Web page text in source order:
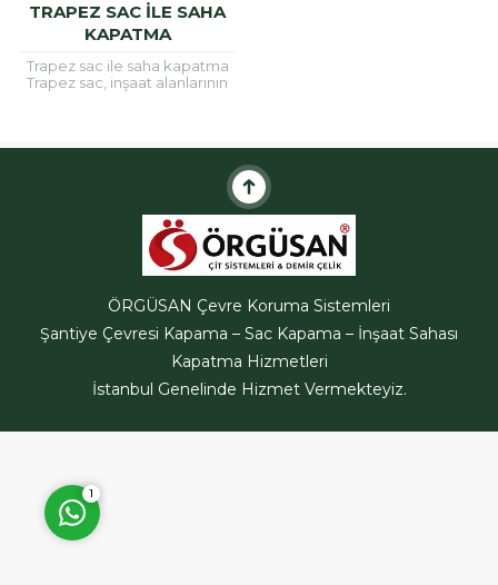
TRAPEZ SAC ILE SAHA
KAPATMA
Trapez sac ile saha kapatma
Trapez sac, inşaat alanlarının
malzemedir.Trapez sac...
ÖRGÜSAN Teklif Hattı
1
ÖRGÜSAN Çevre Koruma Sistemleri
Şantiye Çevresi Kapama – Sac Kapama – İnşaat Sahası
Kapatma Hizmetleri
İstanbul Genelinde Hizmet Vermekteyiz.